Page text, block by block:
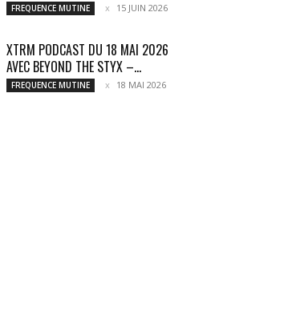
FREQUENCE MUTINE 15 JUIN 2026
XTRM PODCAST DU 18 MAI 2026
AVEC BEYOND THE STYX –...
FREQUENCE MUTINE 18 MAI 2026